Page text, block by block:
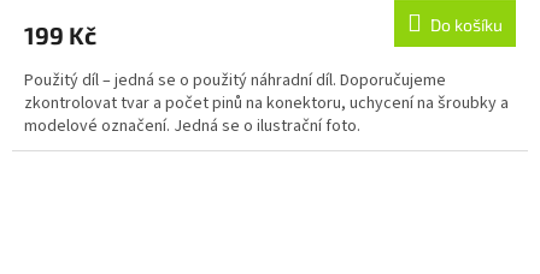
199 Kč Do košíku
Použitý díl – jedná se o použitý náhradní díl. Doporučujeme
zkontrolovat tvar a počet pinů na konektoru, uchycení na šroubky a
modelové označení. Jedná se o ilustrační foto.